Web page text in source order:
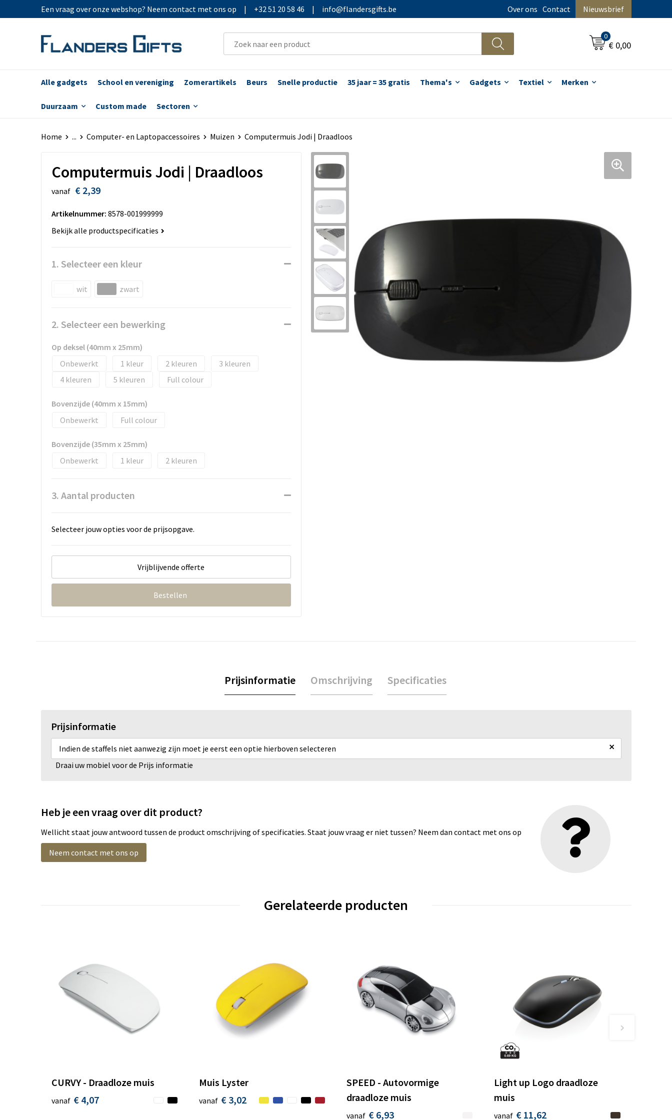
Een vraag over onze webshop? Neem contact met ons op | +32 51 20 58 46 | info@flandersgifts.be Over ons Contact Nieuwsbrief
0
€ 0,00
Alle gadgets School en vereniging Zomerartikels Beurs Snelle productie 35 jaar = 35 gratis Thema's Gadgets Textiel Merken
Duurzaam Custom made Sectoren
Home ... Computer- en Laptopaccessoires Muizen Computermuis Jodi | Draadloos
Computermuis Jodi | Draadloos
vanaf € 2,39
Artikelnummer: 8578-001999999
Bekijk alle productspecificaties
1. Selecteer een kleur
wit zwart
2. Selecteer een bewerking
Op deksel (40mm x 25mm)
Onbewerkt
1 2
3
4
5 Full colour
Bovenzijde (40mm x 15mm)
Onbewerkt
Full colour
Bovenzijde (35mm x 25mm)
Onbewerkt
1 2
3. Aantal producten
Selecteer jouw opties voor de prijsopgave.
Vrijblijvende offerte
Bestellen
Prijsinformatie Omschrijving Specificaties
Prijsinformatie
Indien de staffels niet aanwezig zijn moet je eerst een optie hierboven selecteren ×
Draai uw mobiel voor de Prijs informatie
Heb je een vraag over dit product?
Wellicht staat jouw antwoord tussen de product omschrijving of specificaties. Staat jouw vraag er niet tussen? Neem dan contact met ons op
Neem contact met ons op
Gerelateerde producten
CURVY - Draadloze muis
vanaf € 4,07
Muis Lyster
vanaf € 3,02
SPEED - Autovormige
draadloze muis
vanaf € 6,93
Light up Logo draadloze
muis
vanaf € 11,62